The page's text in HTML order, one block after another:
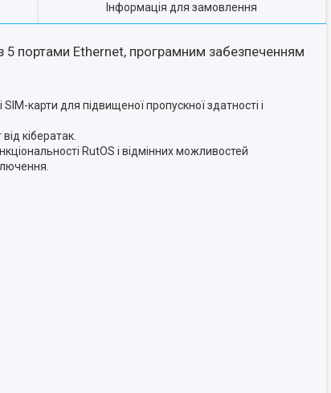
Інформація для замовлення
5 портами Ethernet, програмним забезпеченням
карти для підвищеної пропускної здатності і
кібератак.
RutOS і відмінних можливостей